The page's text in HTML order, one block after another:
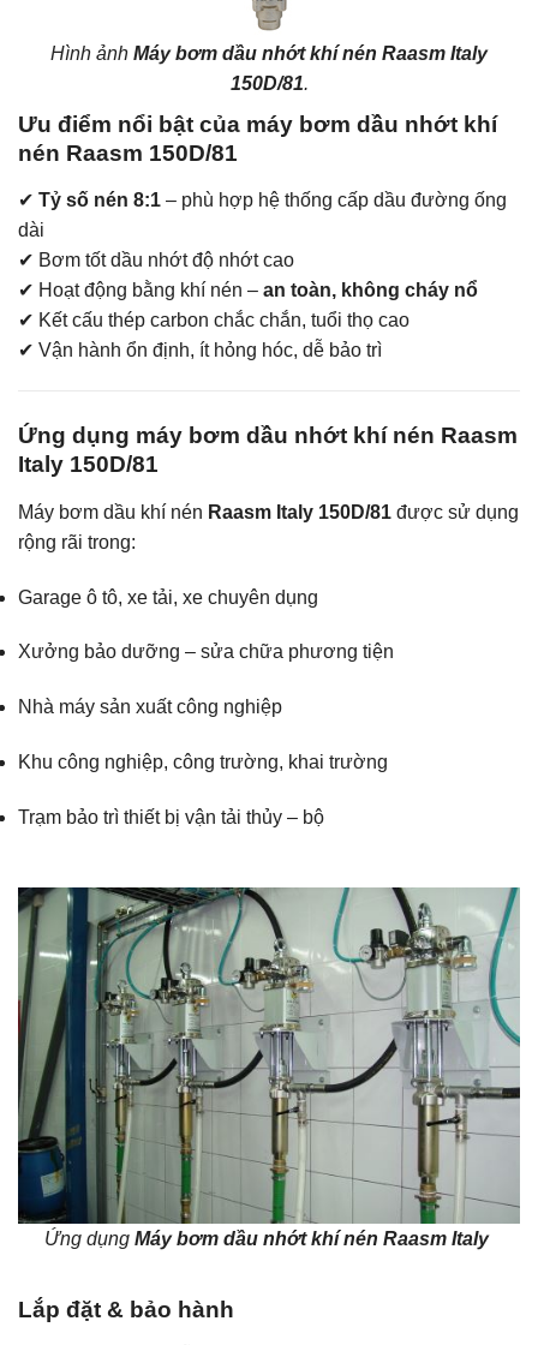
Hình ảnh Máy bơm dầu nhớt khí nén Raasm Italy
150D/81.
Ưu điểm nổi bật của máy bơm dầu nhớt khí
nén Raasm 150D/81
✔ Tỷ số nén 8:1 – phù hợp hệ thống cấp dầu đường ống
dài
✔ Bơm tốt dầu nhớt độ nhớt cao
✔ Hoạt động bằng khí nén – an toàn, không cháy nổ
✔ Kết cấu thép carbon chắc chắn, tuổi thọ cao
✔ Vận hành ổn định, ít hỏng hóc, dễ bảo trì
Ứng dụng máy bơm dầu nhớt khí nén Raasm
Italy 150D/81
Máy bơm dầu khí nén Raasm Italy 150D/81 được sử dụng
rộng rãi trong:
Garage ô tô, xe tải, xe chuyên dụng
Xưởng bảo dưỡng – sửa chữa phương tiện
Nhà máy sản xuất công nghiệp
Khu công nghiệp, công trường, khai trường
Trạm bảo trì thiết bị vận tải thủy – bộ
Ứng dụng Máy bơm dầu nhớt khí nén Raasm Italy
Lắp đặt & bảo hành